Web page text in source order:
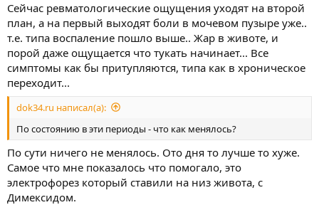
Сейчас ревматологические ощущения уходят на второй
план, а на первый выходят боли в мочевом пузыре уже..
т.е. типа воспаление пошло выше.. Жар в животе, и
порой даже ощущается что тукать начинает... Все
симптомы как бы притупляются, типа как в хроническое
переходит...
dok34.ru написал(а):
По состоянию в эти периоды - что как менялось?
По сути ничего не менялось. Ото дня то лучше то хуже.
Самое что мне показалось что помогало, это
электрофорез который ставили на низ живота, с
Димексидом.